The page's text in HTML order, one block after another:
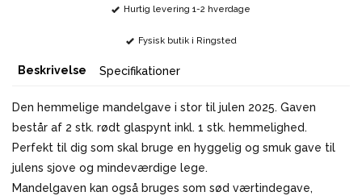
Hurtig levering 1-2 hverdage
Fysisk butik i Ringsted
Beskrivelse Specifikationer
Den hemmelige mandelgave i stor til julen 2025. Gaven
består af 2 stk. rødt glaspynt inkl. 1 stk. hemmelighed.
Perfekt til dig som skal bruge en hyggelig og smuk gave til
julens sjove og mindeværdige lege.
Mandelgaven kan også bruges som sød værtindegave,